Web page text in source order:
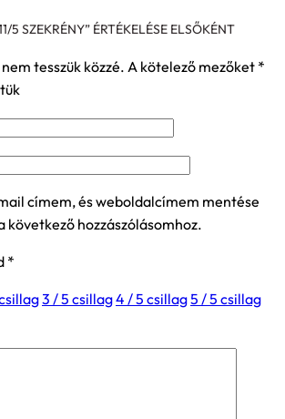
5 SZEKRÉNY” ÉRTÉKELÉSE ELSŐKÉNT
tesszük közzé. A kötelező mezőket *
címem, és weboldalcímem mentése
következő hozzászólásomhoz.
*
3 / 5 csillag4 / 5 csillag5 / 5 csillag